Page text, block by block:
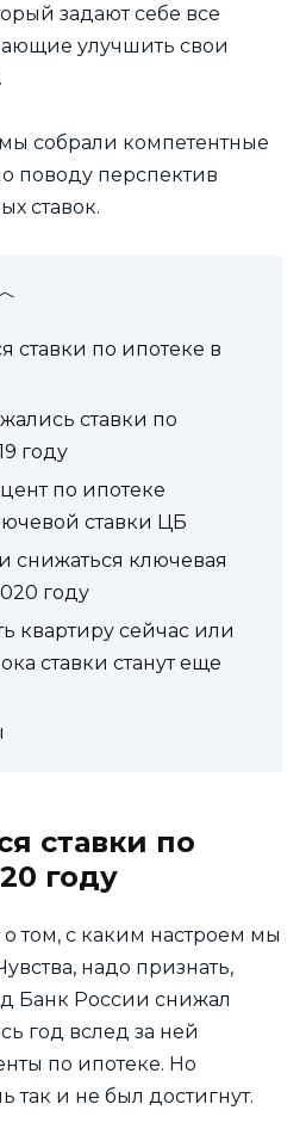
задают себе все
улучшить свои
собрали компетентные
поводу перспектив
ставок.
ставки по ипотеке в
ставки по
году
по ипотеке
ставки ЦБ
снижаться ключевая
году
квартиру сейчас или
ставки станут еще
ставки по
году
том, с каким настроем мы
надо признать,
Банк России снижал
год вслед за ней
по ипотеке. Но
так и не был достигнут.